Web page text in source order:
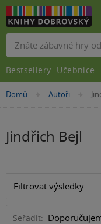
Nacházíte
Domů »Autoři »
Jindřich Bejl
Filtrovat výsledky
Seřadit:
Vyhledávání
Bestsellery Učebnice